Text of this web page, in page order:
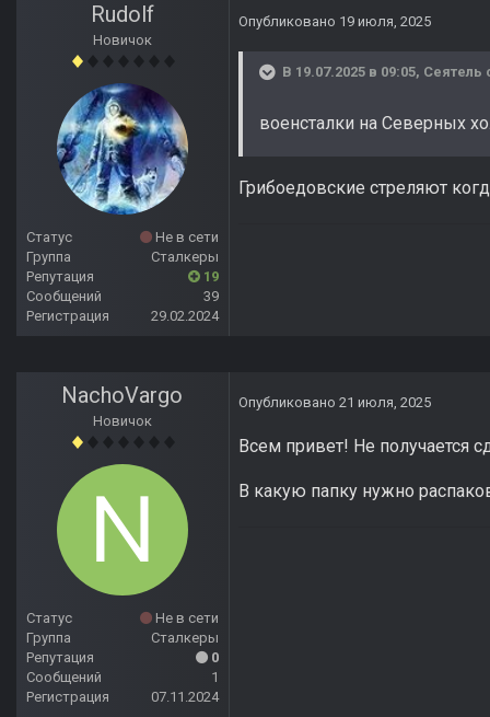
Rudolf
Новичок
Статус
Не в сети
Группа
Сталкеры
Репутация
19
Сообщений
39
Регистрация
29.02.2024
Опубликовано 19 июля, 2025
В 19.07.2025 в 09:05, Сеятель
военсталки на Северных
Грибоедовские стреляют
NachoVargo
Новичок
Статус
Не в сети
Группа
Сталкеры
Репутация
0
Сообщений
1
Регистрация
07.11.2024
Опубликовано 21 июля, 2025
Всем привет! Не получается
В какую папку нужно